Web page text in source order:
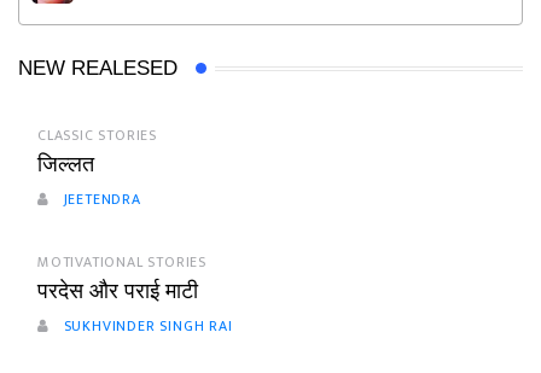
NEW REALESED
CLASSIC STORIES
जिल्लत
JEETENDRA
MOTIVATIONAL STORIES
परदेस और पराई माटी
SUKHVINDER SINGH RAI